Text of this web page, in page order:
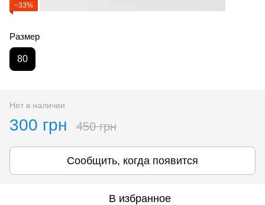
−33%
Размер
80
Нет в наличии
300 грн 450 грн
Сообщить, когда появится
В избранное